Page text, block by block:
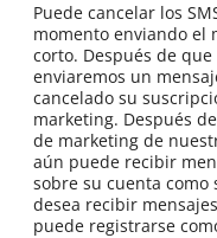
Puede cancelar los
momento enviando el
corto. Después de que
enviaremos un
cancelado su
marketing. Después
de marketing de
aún puede recibir
sobre su cuenta como
desea recibir
puede registrarse